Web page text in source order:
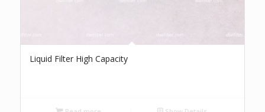
Liquid Filter High Capacity